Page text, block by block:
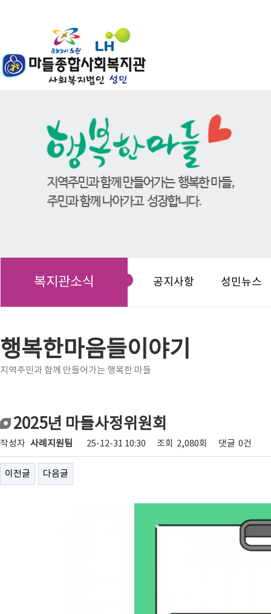
복지관소식 공지사항 성민뉴스
행복한마음들이야기
지역주민과 함께 만들어가는 행복한 마들
2025년 마들사정위원회
작성자 사례지원팀 25-12-31 10:30 조회 2,080회 댓글 0건
이전글 다음글